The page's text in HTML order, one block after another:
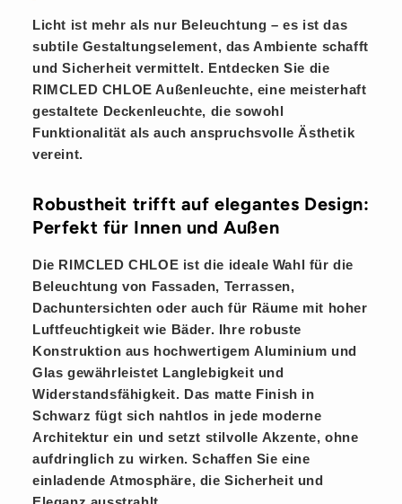
Licht ist mehr als nur Beleuchtung – es ist das
subtile Gestaltungselement, das Ambiente schafft
und Sicherheit vermittelt. Entdecken Sie die
RIMCLED CHLOE Außenleuchte, eine meisterhaft
gestaltete Deckenleuchte, die sowohl
Funktionalität als auch anspruchsvolle Ästhetik
vereint.
Robustheit trifft auf elegantes Design:
Perfekt für Innen und Außen
Die RIMCLED CHLOE ist die ideale Wahl für die
Beleuchtung von Fassaden, Terrassen,
Dachuntersichten oder auch für Räume mit hoher
Luftfeuchtigkeit wie Bäder. Ihre robuste
Konstruktion aus hochwertigemAluminium und
Glas gewährleistet Langlebigkeit und
Widerstandsfähigkeit. Das matte Finish in
Schwarz fügt sich nahtlos in jede moderne
Architektur ein und setzt stilvolle Akzente, ohne
aufdringlich zu wirken. Schaffen Sie eine
einladende Atmosphäre, die Sicherheit und